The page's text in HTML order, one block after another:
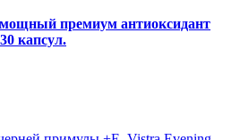
премиум антиоксидант
капсул.